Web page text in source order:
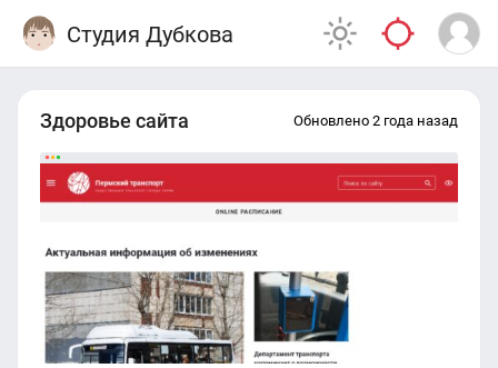
Студия Дубкова
Здоровье сайта Обновлено 2 года назад